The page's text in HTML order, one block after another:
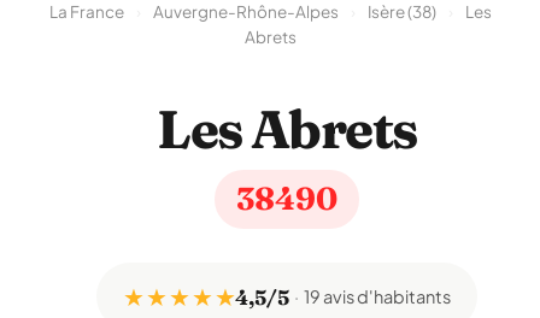
La France Auvergne-Rhône-Alpes Isère (38)
Les
Abrets
Les Abrets
38490
★ ★ ★ ★ ★4,5/5 19 avis d'habitants